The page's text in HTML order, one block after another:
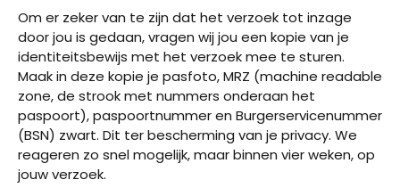
Om er zeker van te zijn dat het verzoek tot inzage
door jou is gedaan, vragen wij jou een kopie van je
identiteitsbewijs met het verzoek mee te sturen.
Maak in deze kopie je pasfoto, MRZ (machine readable
zone, de strook met nummers onderaan het
paspoort), paspoortnummer en Burgerservicenummer
(BSN) zwart. Dit ter bescherming van je privacy. We
reageren zo snel mogelijk, maar binnen vier weken, op
jouw verzoek.